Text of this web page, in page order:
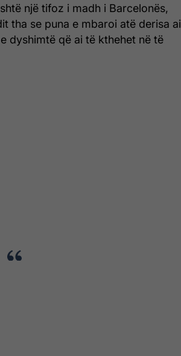
një tifoz i madh i Barcelonës,
tha se puna e mbaroi atë derisa ai
dyshimtë që ai të kthehet në të